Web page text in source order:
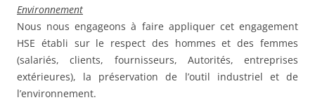
Environnement
Nous nous engageons à faire appliquer cet engagement
HSE établi sur le respect des hommes et des femmes
(salariés, clients, fournisseurs, Autorités, entreprises
extérieures), la préservation de l’outil industriel et de
l’environnement.